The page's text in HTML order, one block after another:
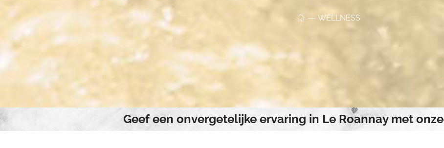
WELLNESS
Geef een onvergetelijke ervaring in Le Roannay met onze